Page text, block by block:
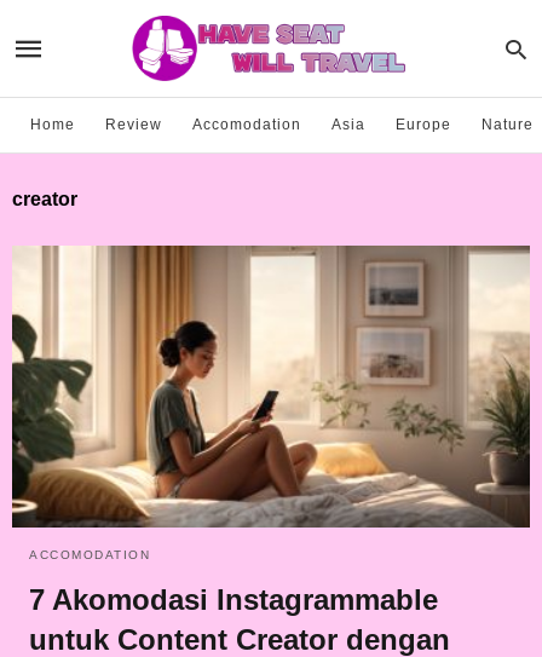
Home Review Accomodation Asia Europe Nature
creator
ACCOMODATION
7 Akomodasi Instagrammable
untuk Content Creator dengan